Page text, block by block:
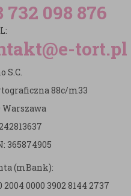
732 098 876
tort.pl
S.C.
88c/m33
Warszawa
365874905
(mBank):
2004 0000 3902 8144 2737